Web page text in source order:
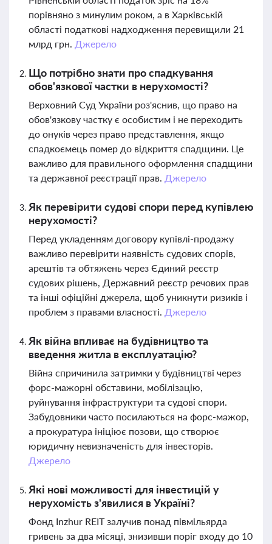
порівняно з минулим роком, а в Харківській
області податкові надходження перевищили 21
млрд грн. Джерело
Що потрібно знати про спадкування
обов'язкової частки в нерухомості?
Верховний Суд України роз'яснив, що право на
обов'язкову частку є особистим і не переходить
до онуків через право представлення, якщо
спадкоємець помер до відкриття спадщини. Це
важливо для правильного оформлення спадщини
та державної реєстрації прав. Джерело
Як перевірити судові спори перед купівлею
нерухомості?
Перед укладенням договору купівлі-продажу
важливо перевірити наявність судових спорів,
арештів та обтяжень через Єдиний реєстр
судових рішень, Державний реєстр речових прав
та інші офіційні джерела, щоб уникнути ризиків і
проблем з правами власності. Джерело
Як війна впливає на будівництво та
введення житла в експлуатацію?
Війна спричинила затримки у будівництві через
форс-мажорні обставини, мобілізацію,
руйнування інфраструктури та судові спори.
Забудовники часто посилаються на форс-мажор,
а прокуратура ініціює позови, що створює
юридичну невизначеність для інвесторів.
Джерело
Які нові можливості для інвестицій у
нерухомість з'явилися в Україні?
Фонд Inzhur REIT залучив понад півмільярда
гривень за два місяці, знизивши поріг входу до 10